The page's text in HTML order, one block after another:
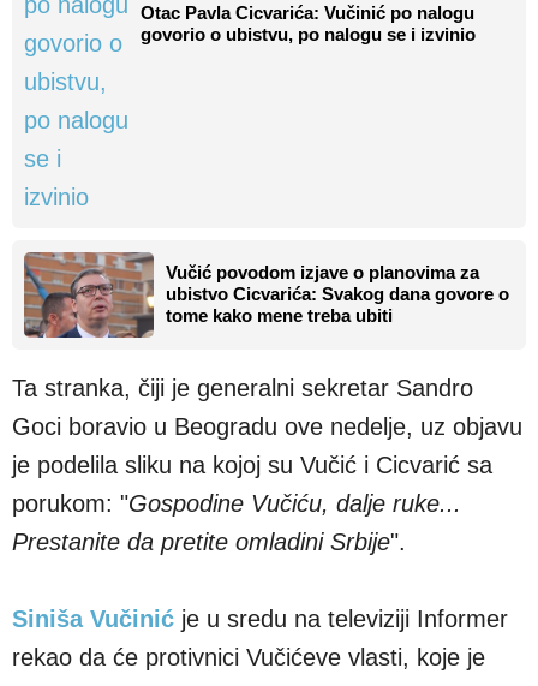
Otac Pavla Cicvarića: Vučinić po nalogu
govorio o ubistvu, po nalogu se i izvinio
Vučić povodom izjave o planovima za
ubistvo Cicvarića: Svakog dana govore o
tome kako mene treba ubiti
Ta stranka, čiji je generalni sekretar Sandro
Goci boravio u Beogradu ove nedelje, uz objavu
je podelila sliku na kojoj su Vučić i Cicvarić sa
porukom: "Gospodine Vučiću, dalje ruke...
Prestanite da pretite omladini Srbije".
Siniša Vučinić je u sredu na televiziji Informer
rekao da će protivnici Vučićeve vlasti, koje je